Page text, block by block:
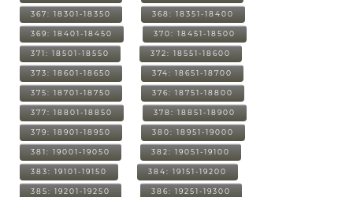
367: 18301-18350 368: 18351-18400
369: 18401-18450 370: 18451-18500
371: 18501-18550 372: 18551-18600
373: 18601-18650 374: 18651-18700
375: 18701-18750 376: 18751-18800
377: 18801-18850 378: 18851-18900
379: 18901-18950 380: 18951-19000
381: 19001-19050 382: 19051-19100
383: 19101-19150 384: 19151-19200
385: 19201-19250 386: 19251-19300